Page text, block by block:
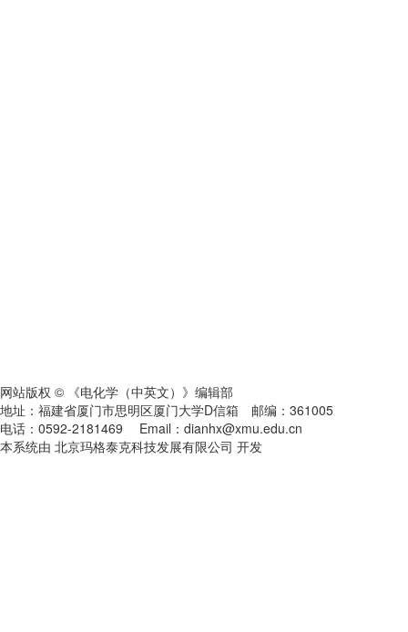
网站版权 © 《电化学（中英文）》编辑部
地址：福建省厦门市思明区厦门大学D信箱 邮编：361005
电话：0592-2181469 Email：dianhx@xmu.edu.cn
本系统由 北京玛格泰克科技发展有限公司 开发